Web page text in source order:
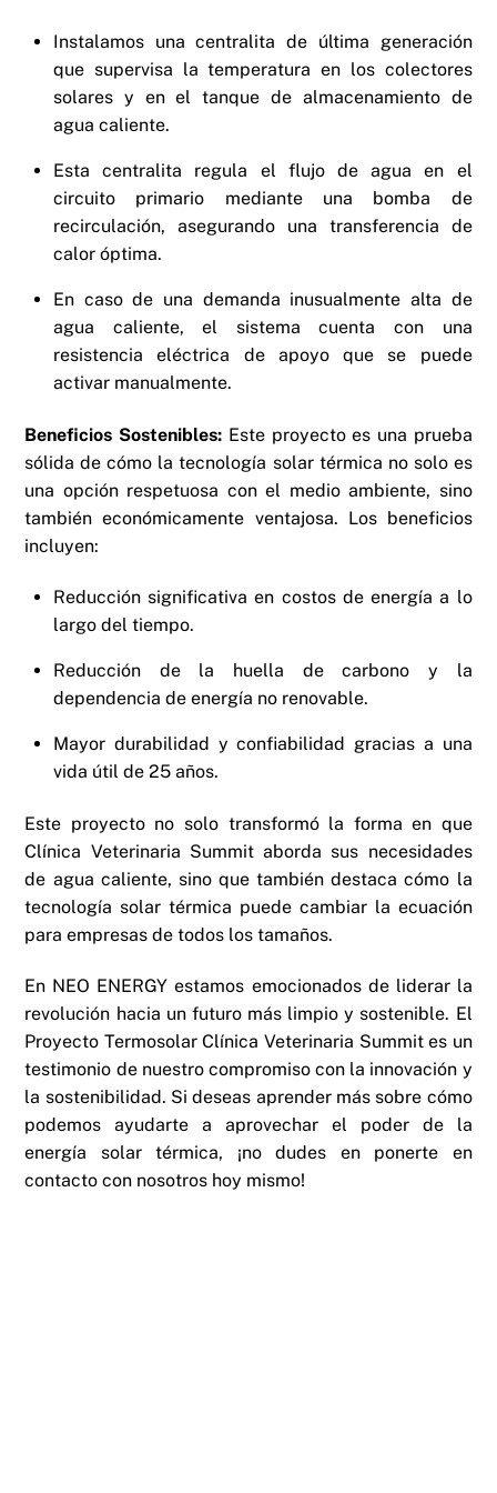
Instalamos una centralita de última generación
que supervisa la temperatura en los colectores
solares y en el tanque de almacenamiento de
agua caliente.
Esta centralita regula el flujo de agua en el
circuito primario mediante una bomba de
recirculación, asegurando una transferencia de
calor óptima.
En caso de una demanda inusualmente alta de
agua caliente, el sistema cuenta con una
resistencia eléctrica de apoyo que se puede
activar manualmente.
Beneficios Sostenibles: Este proyecto es una prueba
sólida de cómo la tecnología solar térmica no solo es
una opción respetuosa con el medio ambiente, sino
también económicamente ventajosa. Los beneficios
incluyen:
Reducción significativa en costos de energía a lo
largo del tiempo.
Reducción de la huella de carbono y la
dependencia de energía no renovable.
Mayor durabilidad y confiabilidad gracias a una
vida útil de 25 años.
Este proyecto no solo transformó la forma en que
Clínica Veterinaria Summit aborda sus necesidades
de agua caliente, sino que también destaca cómo la
tecnología solar térmica puede cambiar la ecuación
para empresas de todos los tamaños.
En NEO ENERGY estamos emocionados de liderar la
revolución hacia un futuro más limpio y sostenible. El
Proyecto Termosolar Clínica Veterinaria Summit es un
testimonio de nuestro compromiso con la innovación y
la sostenibilidad. Si deseas aprender más sobre cómo
podemos ayudarte a aprovechar el poder de la
energía solar térmica, ¡no dudes en ponerte en
contacto con nosotros hoy mismo!